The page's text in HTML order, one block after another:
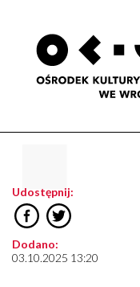
Udostępnij:
Dodano:
03.10.2025 13:20